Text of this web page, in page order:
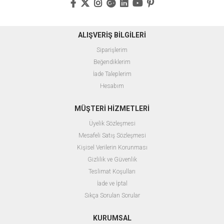
ALIŞVERİŞ BİLGİLERİ
Siparişlerim
Beğendiklerim
İade Taleplerim
Hesabım
MÜŞTERİ HİZMETLERİ
Üyelik Sözleşmesi
Mesafeli Satış Sözleşmesi
Kişisel Verilerin Korunması
Gizlilik ve Güvenlik
Teslimat Koşulları
İade ve İptal
Sıkça Sorulan Sorular
KURUMSAL